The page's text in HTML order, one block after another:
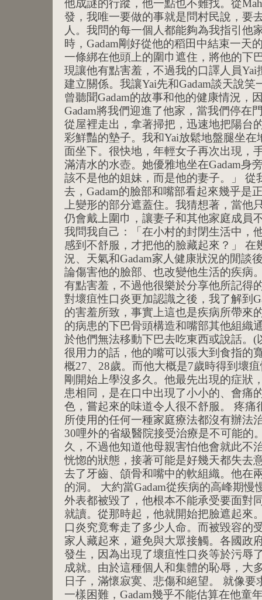
他成謎的行蹤，他一點也不難找。從
發，我唯一要做的事就是問村民說，要
人。我問的每一個人都能夠為我指引他
時，Gadam剛好從他的稻田中結束一天
一條綁在他頭上的圍巾遮住，將他的下
現讓他有點害羞，不過我的口譯人員
建立關係。我讓Yai先和Gadam談天說
曾聽聞Gadam的故事和他的健康情況，
Gadam將我們迎進了他家，當我們停在
從屋裡走出，拿著掃把，迅速地把陽台
彩鮮豔的墊子。我和Yai放鬆地盤腿坐在
面坐下。很快地，年輕女子再次出現，
滿清水的水壺。她優雅地坐在Gadam身
該不是他的姐妹，而是他的妻子。」 從
去，Gadam的臉部和嘴部看起來幾乎是
上變形的部分遮蓋住。我猜想著，當他
仍會戴上圍巾，讓妻子和其他家庭成員
我問我自己：「在小村的封閉生活中，
感到不舒服，才把他的臉藏起來？」 在
況、天氣和Gadam家人健康狀況的閒談
論傷害他的臉部、也改變他生活的疾病
有點害羞，不過他很樂於分享他所記得
對壞疽性口炎更加認識之後，我了解到
的害羞所致，事實上這也是疾病所帶來
的病患的下巴骨頭構造和嘴部其他組織
於他們無法移動下巴去吃東西或說話。(
很用力的話，他的嘴可以張大到食指的
概27、28歲。而他大概是7歲時得到壞
剛開始上學沒多久。他最先出現的症狀
患相同，是在口中出現了小小的、會痛
色，嘗起來的味道令人很不舒服。 疼痛
所使用的任何一種家庭療法都沒有辦法
30哩外的省級醫院接受治療是不可能的
久，不過他知道他母親害怕他會就此不
恍惚的狀態，接著可能是好幾天都失去
去了牙齒、頜骨和嘴中的軟組織。他在
的洞。 大約當Gadam從疾病的高峰期
外表都被毀了，他根本不能承受要面對
就讀。從那時起，他就開始把臉遮起來
口炎究竟奪走了多少人命。而被毀容的
家人藏起來，避免與大眾接觸。各國政
發生，因為出現了壞疽性口炎等於污辱
成就。由於這種個人和集體的恥辱，大
日子，滿懷寂寞、悲傷和絕望。 就像
一樣困難，Gadam幾乎不能估算在他童